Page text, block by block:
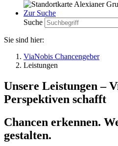
Zur Suche
Suche
Sie sind hier:
ViaNobis Chancengeber
Leistungen
Unsere Leistungen –
Perspektiven schafft
Chancen erkennen.
gestalten.